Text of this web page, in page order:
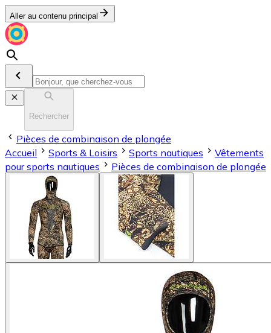
Aller au contenu principal
Rechercher
Pièces de combinaison de plongée
Accueil
Sports & Loisirs Sports nautiques
Vêtements
pour sports nautiques
Pièces de combinaison de plongée